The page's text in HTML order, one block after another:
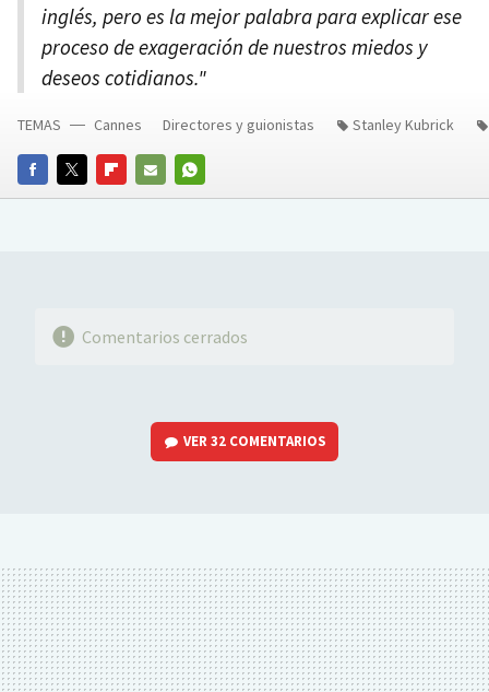
inglés, pero es la mejor palabra para explicar ese
proceso de exageración de nuestros miedos y
deseos cotidianos."
FACEBOOKTWITTERFLIPBOARD
E-
WHATSAPP
TEMAS Cannes Directores y guionistas Stanley Kubrick
Comentarios cerrados
VER32 COMENTARIOS